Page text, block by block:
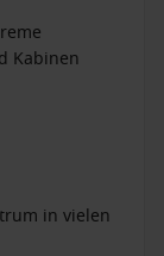
Kabinen
in vielen